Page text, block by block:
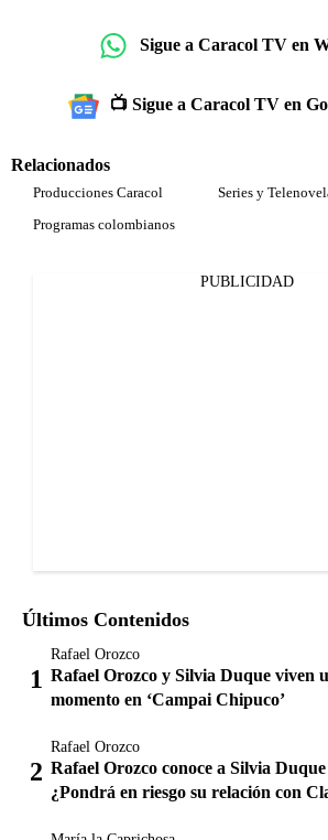
Sigue a Caracol TV en
📺 Sigue a Caracol TV en
Relacionados
Producciones Caracol
Series y
Programas colombianos
PUBLICIDAD
Últimos Contenidos
Rafael Orozco
Rafael Orozco y Silvia Duque viven
momento en ‘Campai Chipuco’
Rafael Orozco
Rafael Orozco conoce a Silvia
¿Pondrá en riesgo su relación con